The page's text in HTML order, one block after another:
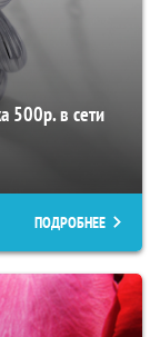
500р. в сети
ПОДРОБНЕЕ